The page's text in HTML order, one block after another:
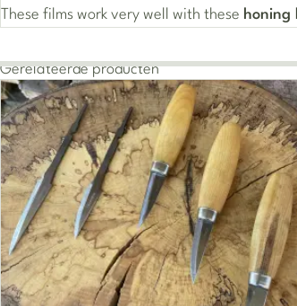
These films work very well with these honing
Gerelateerde producten